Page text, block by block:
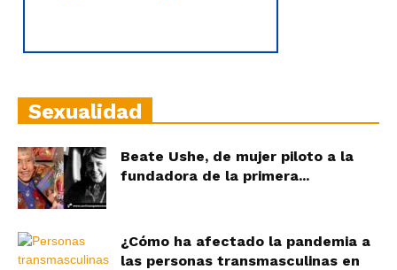
Sexualidad
Beate Ushe, de mujer piloto a la
fundadora de la primera...
¿Cómo ha afectado la pandemia a
las personas transmasculinas en